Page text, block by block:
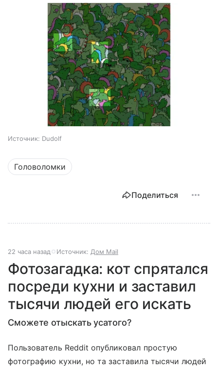
Источник: Dudolf
Головоломки
Поделиться
22 часа назад Источник: Дом Mail
Фотозагадка: кот спрятался
посреди кухни и заставил
тысячи людей его искать
Сможете отыскать усатого?
Пользователь Reddit опубликовал простую
фотографию кухни, но та заставила тысячи людей